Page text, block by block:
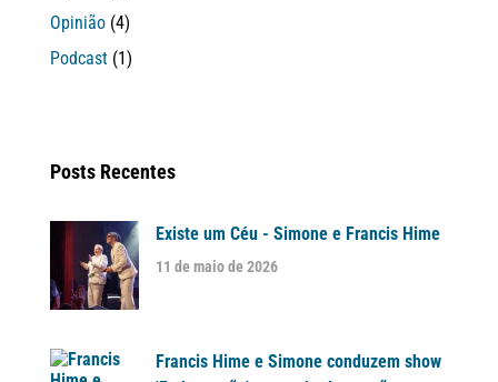
Opinião (4)
Podcast (1)
Posts Recentes
Existe um Céu - Simone e Francis Hime
11 de maio de 2026
Francis Hime e Simone conduzem show